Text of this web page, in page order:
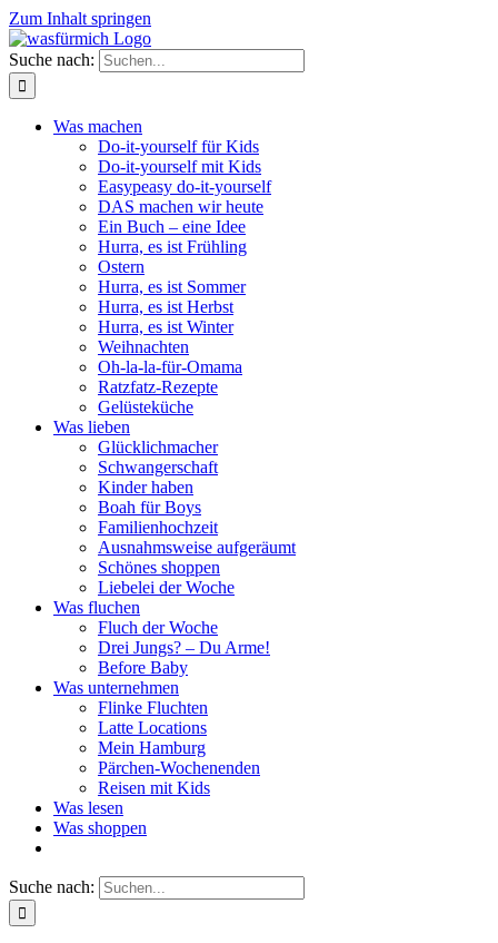
Zum Inhalt springen
Suche nach:
Was machen
Do-it-yourself für Kids
Do-it-yourself mit Kids
Easypeasy do-it-yourself
DAS machen wir heute
Ein Buch – eine Idee
Hurra, es ist Frühling
Ostern
Hurra, es ist Sommer
Hurra, es ist Herbst
Hurra, es ist Winter
Weihnachten
Oh-la-la-für-Omama
Ratzfatz-Rezepte
Gelüsteküche
Was lieben
Glücklichmacher
Schwangerschaft
Kinder haben
Boah für Boys
Familienhochzeit
Ausnahmsweise aufgeräumt
Schönes shoppen
Liebelei der Woche
Was fluchen
Fluch der Woche
Drei Jungs? – Du Arme!
Before Baby
Was unternehmen
Flinke Fluchten
Latte Locations
Mein Hamburg
Pärchen-Wochenenden
Reisen mit Kids
Was lesen
Was shoppen
Suche nach: